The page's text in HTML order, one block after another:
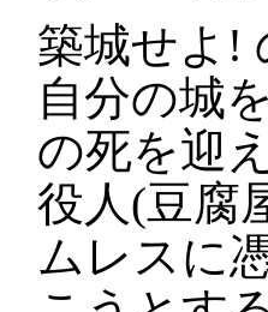
築城せよ!
自分の城
の死を迎
役人(豆腐
ムレスに